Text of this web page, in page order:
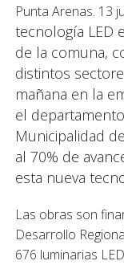
Punta Arenas. 13
tecnología LED
de la comuna,
distintos
mañana en la
el
Municipalidad
al 70% de
esta nueva
Las obras son
Desarrollo
676 luminarias